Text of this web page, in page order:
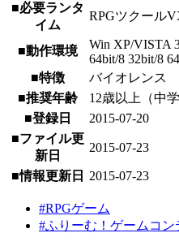
■必要ランタ
イム
RPGツクール
■動作環境
Win XP/VISTA
64bit/8 32bit/8
■特徴
バイオレンス
■推奨年齢
12歳以上（中学
■登録日
2015-07-20
■ファイル更
新日
2015-07-23
■情報更新日 2015-07-23
#RPGゲーム
#ふりーむ！ゲームコン